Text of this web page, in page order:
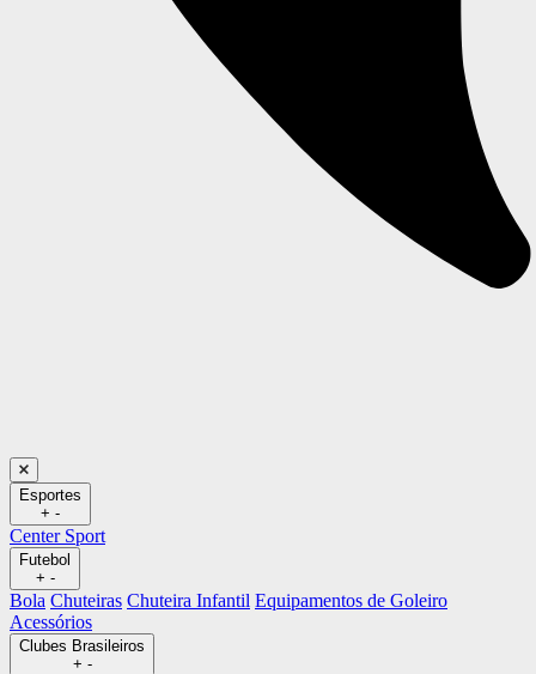
Esportes
+ -
Center Sport
Futebol
+ -
Bola Chuteiras Chuteira Infantil Equipamentos de Goleiro
Acessórios
Clubes Brasileiros
+ -